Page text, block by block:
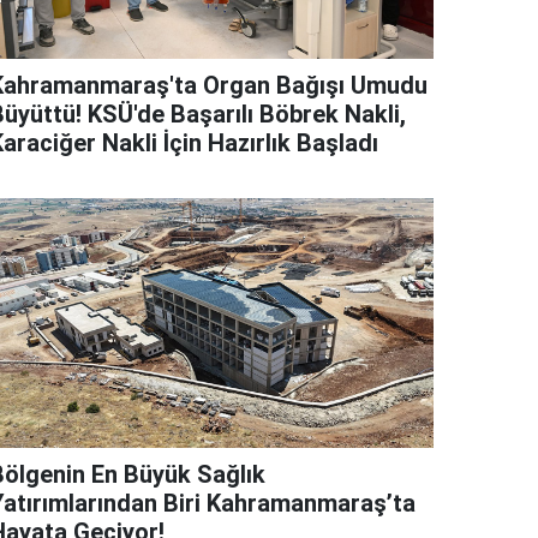
Organ Bağışı Umudu
KSÜ'de Başarılı Böbrek Nakli,
Nakli İçin Hazırlık Başladı
En Büyük Sağlık
Biri Kahramanmaraş’ta